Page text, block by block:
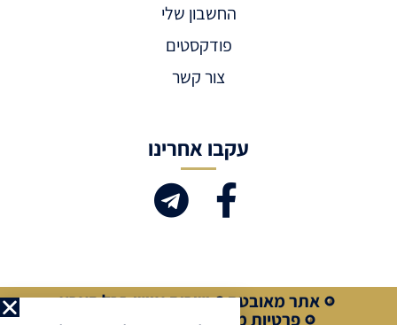
החשבון שלי
פודקסטים
צור קשר
עקבו אחרינו
אתר מאובטח
שירות אישי בכל הארץ
פרטיות מלאה
קנייה מאובטחת